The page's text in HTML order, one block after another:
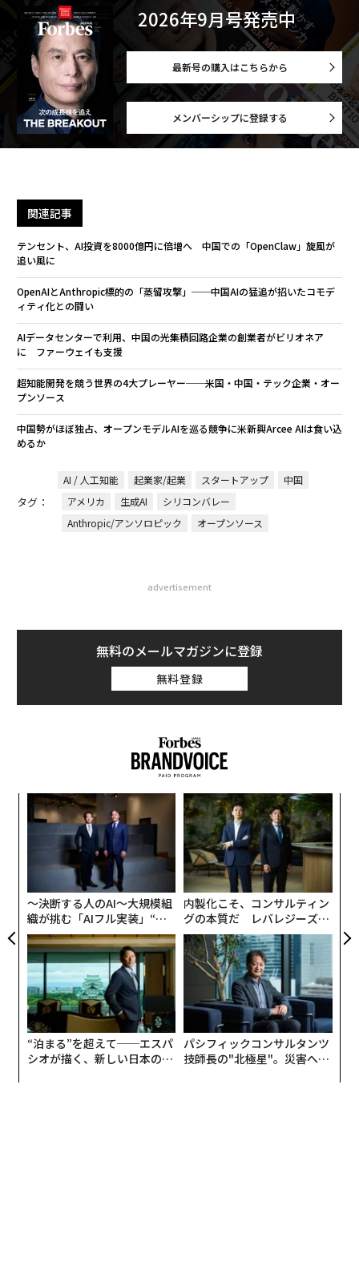
2026年9月号発売中
最新号の購入はこちらから
メンバーシップに登録する
関連記事
テンセント、AI投資を8000億円に倍増へ 中国での「OpenClaw」旋風が
追い風に
OpenAIとAnthropic標的の「蒸留攻撃」──中国AIの猛追が招いたコモデ
ィティ化との闘い
AIデータセンターで利用、中国の光集積回路企業の創業者がビリオネア
に ファーウェイも支援
超知能開発を競う世界の4大プレーヤー──米国・中国・テック企業・オー
プンソース
中国勢がほぼ独占、オープンモデルAIを巡る競争に米新興Arcee AIは食い込
めるか
タグ：
AI / 人工知能 起業家/起業 スタートアップ
中国
アメリカ
生成AI
シリコンバレー
Anthropic/アンソロピック
オープンソース
advertisement
無料のメールマガジンに登録
無料登録
〜決断する人のAI〜大規模組
織が挑む「AIフル実装」“使
う”企業から“動く”企業へ【N
TTドコモビジネス×PwC】
内製化こそ、コンサルティン
グの本質だ レバレジーズが
実践する、次世代ファームの
全貌
“泊まる”を超えて──エスパ
シオが描く、新しい日本のラ
パシフィックコンサルタンツ
技師長の"北極星"。災害への